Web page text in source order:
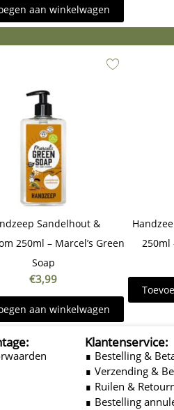
aan winkelwagen
Sandelhout &
250ml – Marcel’s Green
Soap
€3,99
aan winkelwagen
250ml
Klantenservice:
∎ Bestelling &
∎ Verzending &
∎ Ruilen &
∎ Bestelling